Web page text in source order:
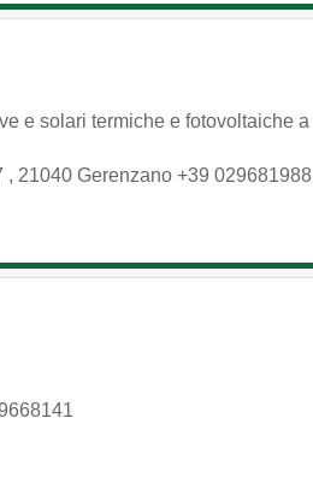
e solari termiche e fotovoltaiche a
, 21040 Gerenzano +39 029681988